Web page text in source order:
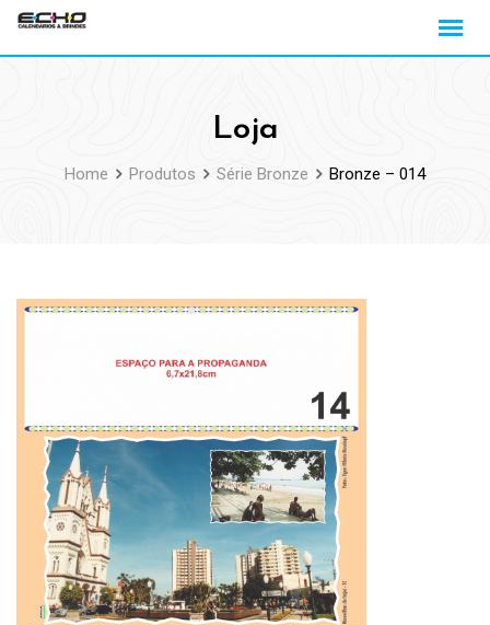
Loja
Home Produtos Série Bronze Bronze – 014